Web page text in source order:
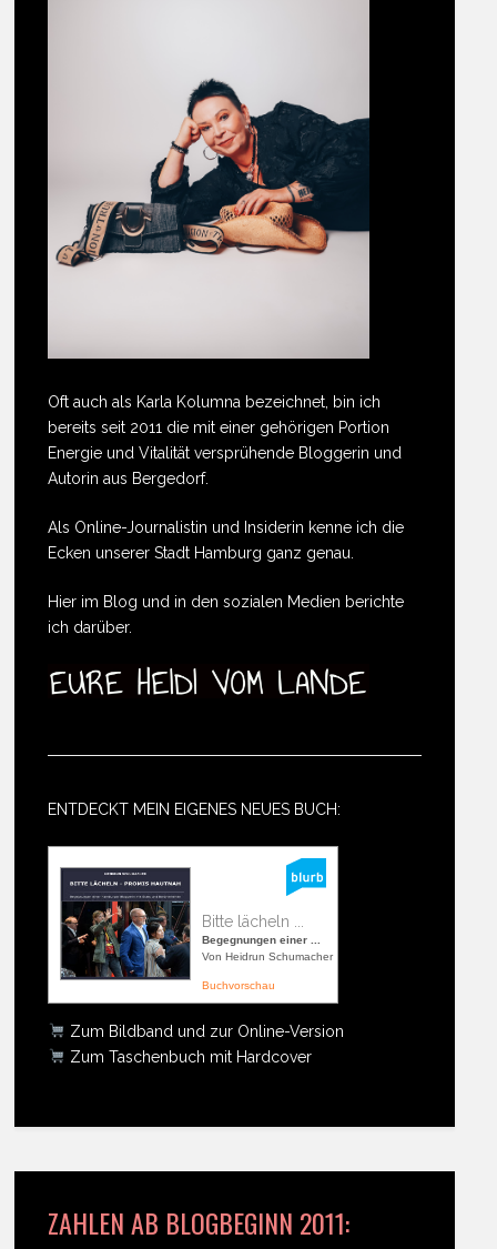
Oft auch als Karla Kolumna bezeichnet, bin ich
bereits seit 2011 die mit einer gehörigen Portion
Energie und Vitalität versprühende Bloggerin und
Autorin aus Bergedorf.
Als Online-Journalistin und Insiderin kenne ich die
Ecken unserer Stadt Hamburg ganz genau.
Hier im Blog und in den sozialen Medien berichte
ich darüber.
ENTDECKT MEIN EIGENES NEUES BUCH:
Bitte lächeln ...
Begegnungen einer ...
Von Heidrun Schumacher
Buchvorschau
Zum Bildband und zur Online-Version
Zum Taschenbuch mit Hardcover
ZAHLEN AB BLOGBEGINN 2011: